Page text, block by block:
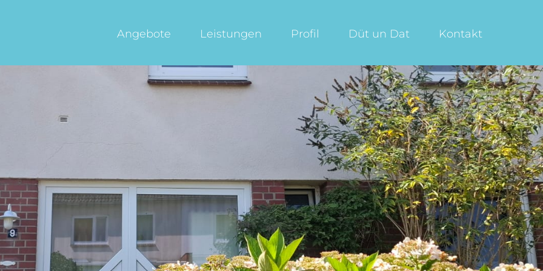
Angebote Leistungen Profil Düt un Dat Kontakt